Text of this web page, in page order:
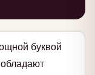
буквой